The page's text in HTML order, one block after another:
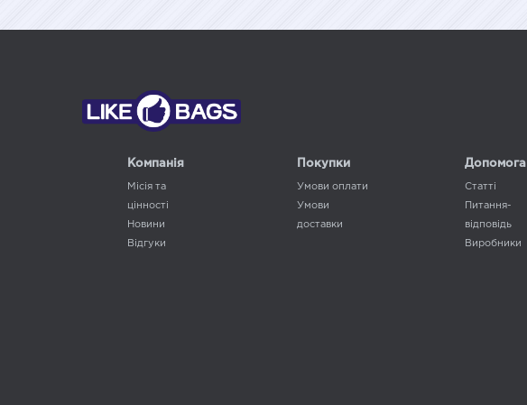
Компанія
Місія та
цінності
Новини
Відгуки
Покупки
Умови оплати
Умови
доставки
Допомога
Статті
Питання-
відповідь
Виробники